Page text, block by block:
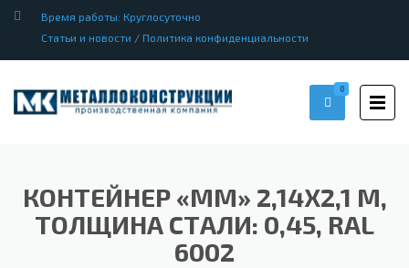
Время работы: Круглосуточно
Статьи и новости / Политика конфиденциальности
0
КОНТЕЙНЕР «ММ» 2,14Х2,1 М,
ТОЛЩИНА СТАЛИ: 0,45, RAL
6002